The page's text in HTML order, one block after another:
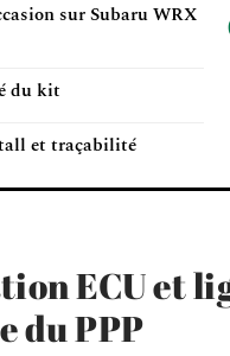
sur Subaru WRX
du kit
et traçabilité
ECU et
du PPP